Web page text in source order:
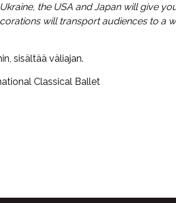
the USA and Japan will give
will transport audiences to a
sisältää väliajan.
Classical Ballet